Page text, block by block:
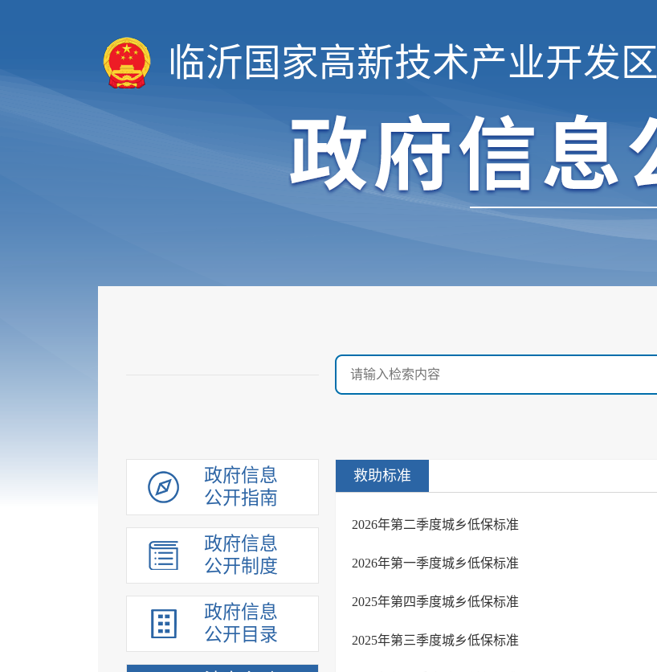
临沂国家高新技术产业开发区
政府信息
公开指南
政府信息
公开制度
政府信息
公开目录
救助标准
2026年第二季度城乡低保标准
2026年第一季度城乡低保标准
2025年第四季度城乡低保标准
2025年第三季度城乡低保标准